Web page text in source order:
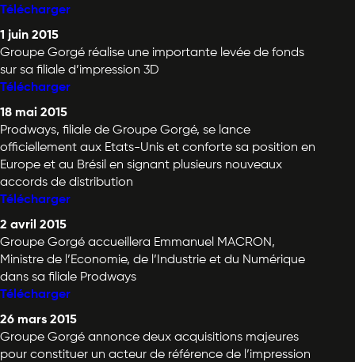
Télécharger
1 juin 2015
Groupe Gorgé réalise une importante levée de fonds
sur sa filiale d’impression 3D
Télécharger
18 mai 2015
Prodways, filiale de Groupe Gorgé, se lance
officiellement aux Etats-Unis et conforte sa position en
Europe et au Brésil en signant plusieurs nouveaux
accords de distribution
Télécharger
2 avril 2015
Groupe Gorgé accueillera Emmanuel MACRON,
Ministre de l’Economie, de l’Industrie et du Numérique
dans sa filiale Prodways
Télécharger
26 mars 2015
Groupe Gorgé annonce deux acquisitions majeures
pour constituer un acteur de référence de l’impression